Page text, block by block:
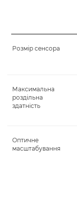
Розмір сенсора
Максимальна
роздільна
здатність
Оптичне
масштабування